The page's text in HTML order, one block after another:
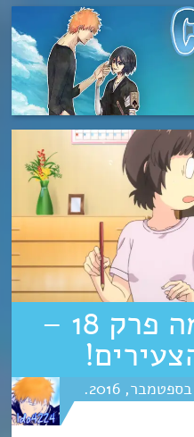
שוקוגקי נו סומה פרק 18 –
ספטמבר 2016